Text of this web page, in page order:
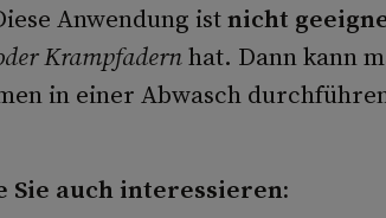
Anwendung istnicht
Krampfadernhat. Dann kann
in einer Abwasch
Sie auch interessieren: